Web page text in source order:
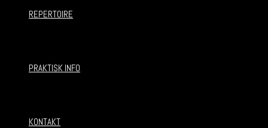
REPERTOIRE
PRAKTISK INFO
KONTAKT